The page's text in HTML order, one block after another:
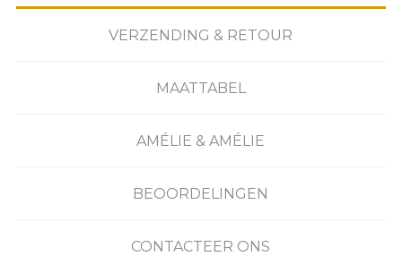
VERZENDING & RETOUR
MAATTABEL
AMÉLIE & AMÉLIE
BEOORDELINGEN
CONTACTEER ONS